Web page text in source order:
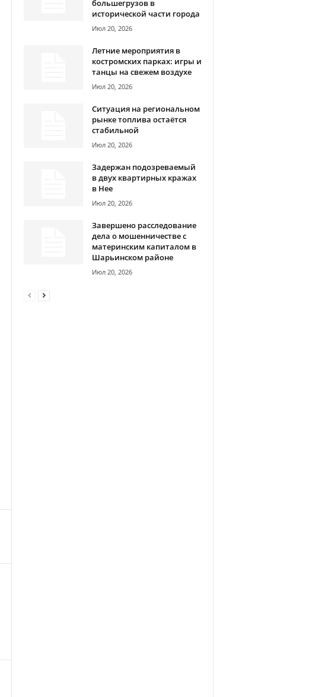
большегрузов в
исторической части города
Июл 20, 2026
Летние мероприятия в
костромских парках: игры и
танцы на свежем воздухе
Июл 20, 2026
Ситуация на региональном
рынке топлива остаётся
стабильной
Июл 20, 2026
Задержан подозреваемый
в двух квартирных кражах
в Нее
Июл 20, 2026
Завершено расследование
дела о мошенничестве с
материнским капиталом в
Шарьинском районе
Июл 20, 2026